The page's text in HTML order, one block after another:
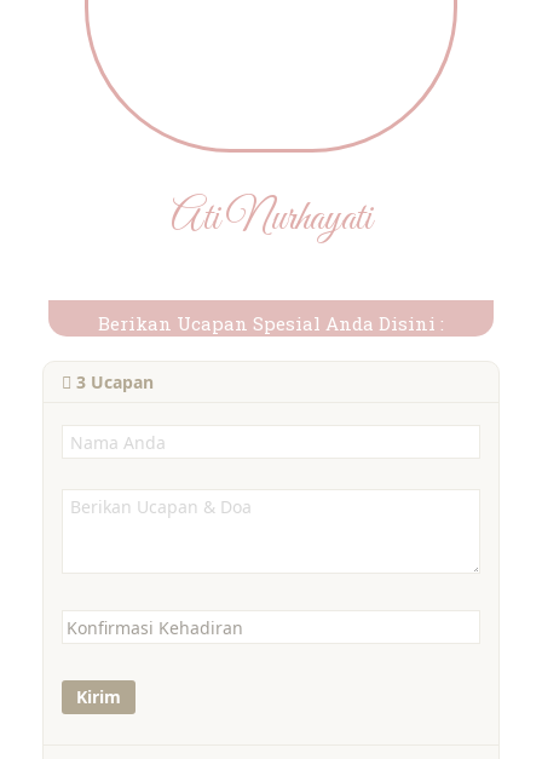
Ati Nurhayati
Berikan Ucapan Spesial Anda Disini :
3 Ucapan